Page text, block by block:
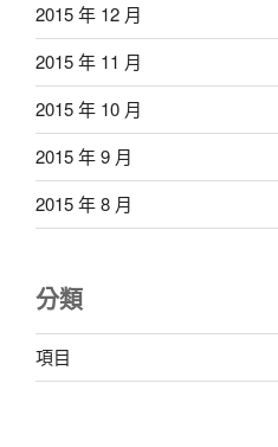
2015 年 12 月
2015 年 11 月
2015 年 10 月
2015 年 9 月
2015 年 8 月
分類
項目